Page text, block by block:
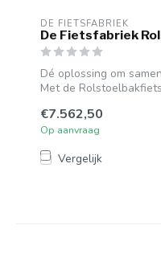
DE FIETSFABRIEK
De Fietsfabriek
Dé oplossing om
Met de
€7.562,50
Op aanvraag
Vergelijk